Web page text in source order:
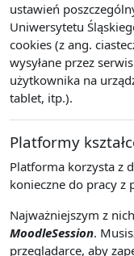
ustawień
Uniwersytetu
cookies (z ang.
wysyłane przez
użytkownika na
tablet, itp.).
Platformy
Platforma korzysta z
konieczne do pracy z
Najważniejszym z
MoodleSession.
przeglądarce, aby